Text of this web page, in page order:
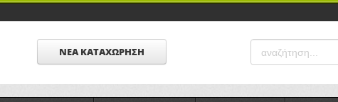
ΝΕΑ ΚΑΤΑΧΩΡΗΣΗ